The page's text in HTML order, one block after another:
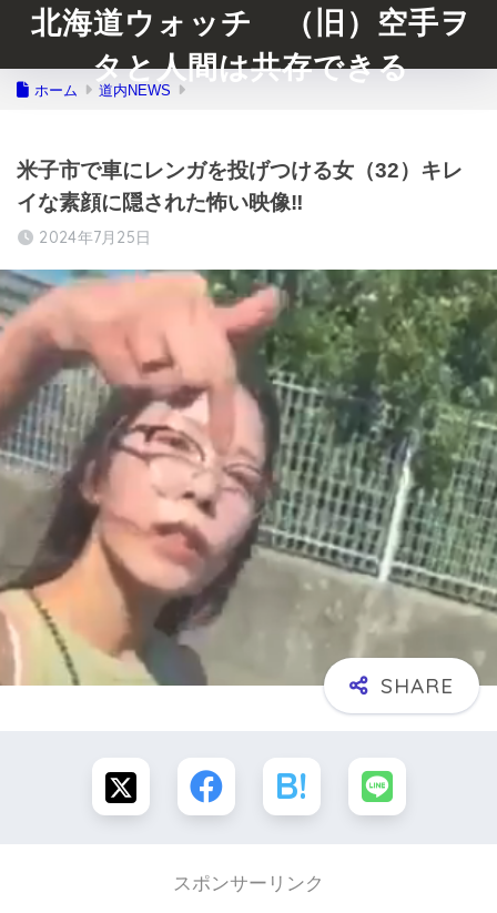
北海道ウォッチ （旧）空手ヲ
タと人間は共存できる
ホーム 道内NEWS
米子市で車にレンガを投げつける女（32）キレ
イな素顔に隠された怖い映像‼️
2024年7月25日
スポンサーリンク